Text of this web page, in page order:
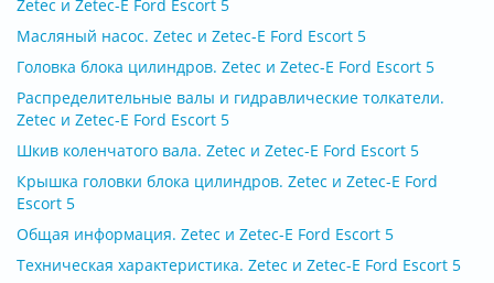
Zetec и Zetec-E Ford Escort 5
Масляный насос. Zetec и Zetec-E Ford Escort 5
Головка блока цилиндров. Zetec и Zetec-E Ford Escort 5
Распределительные валы и гидравлические толкатели.
Zetec и Zetec-E Ford Escort 5
Шкив коленчатого вала. Zetec и Zetec-E Ford Escort 5
Крышка головки блока цилиндров. Zetec и Zetec-E Ford
Escort 5
Общая информация. Zetec и Zetec-E Ford Escort 5
Техническая характеристика. Zetec и Zetec-E Ford Escort 5